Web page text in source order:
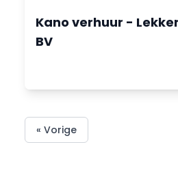
Kano verhuur -
BV
« Vorige